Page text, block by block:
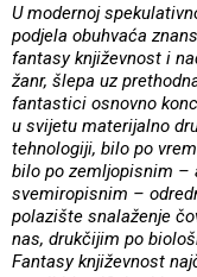
U modernoj
podjela obuhvaća
fantasy književnost i
žanr, šlepa uz
fantastici osnovno
u svijetu materijalno
tehnologiji, bilo po
bilo po zemljopisnim –
svemiropisnim –
polazište snalaženje
nas, drukčijim po
Fantasy književnost